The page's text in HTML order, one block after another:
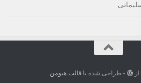
- طراحی شده باقالب هیومن